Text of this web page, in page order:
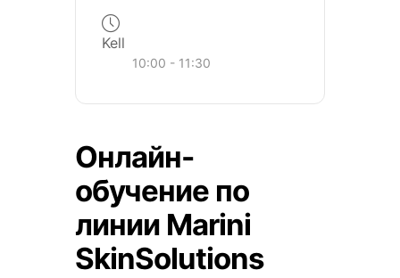
Kell
10:00 - 11:30
Онлайн-
обучение по
линии Marini
SkinSolutions